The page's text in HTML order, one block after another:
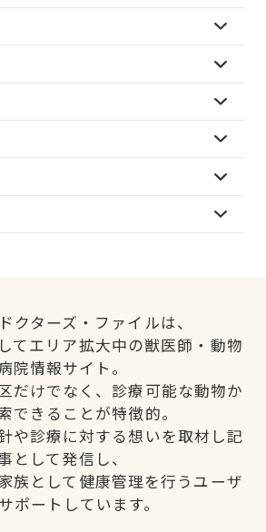
クターズ・ファイルは、
てエリア拡大中の獣医師・動物
院情報サイト。
だけでなく、診療可能な動物か
できることが特徴的。
や診療に対する想いを取材し記
として発信し、
族として健康管理を行うユーザ
ポートしています。